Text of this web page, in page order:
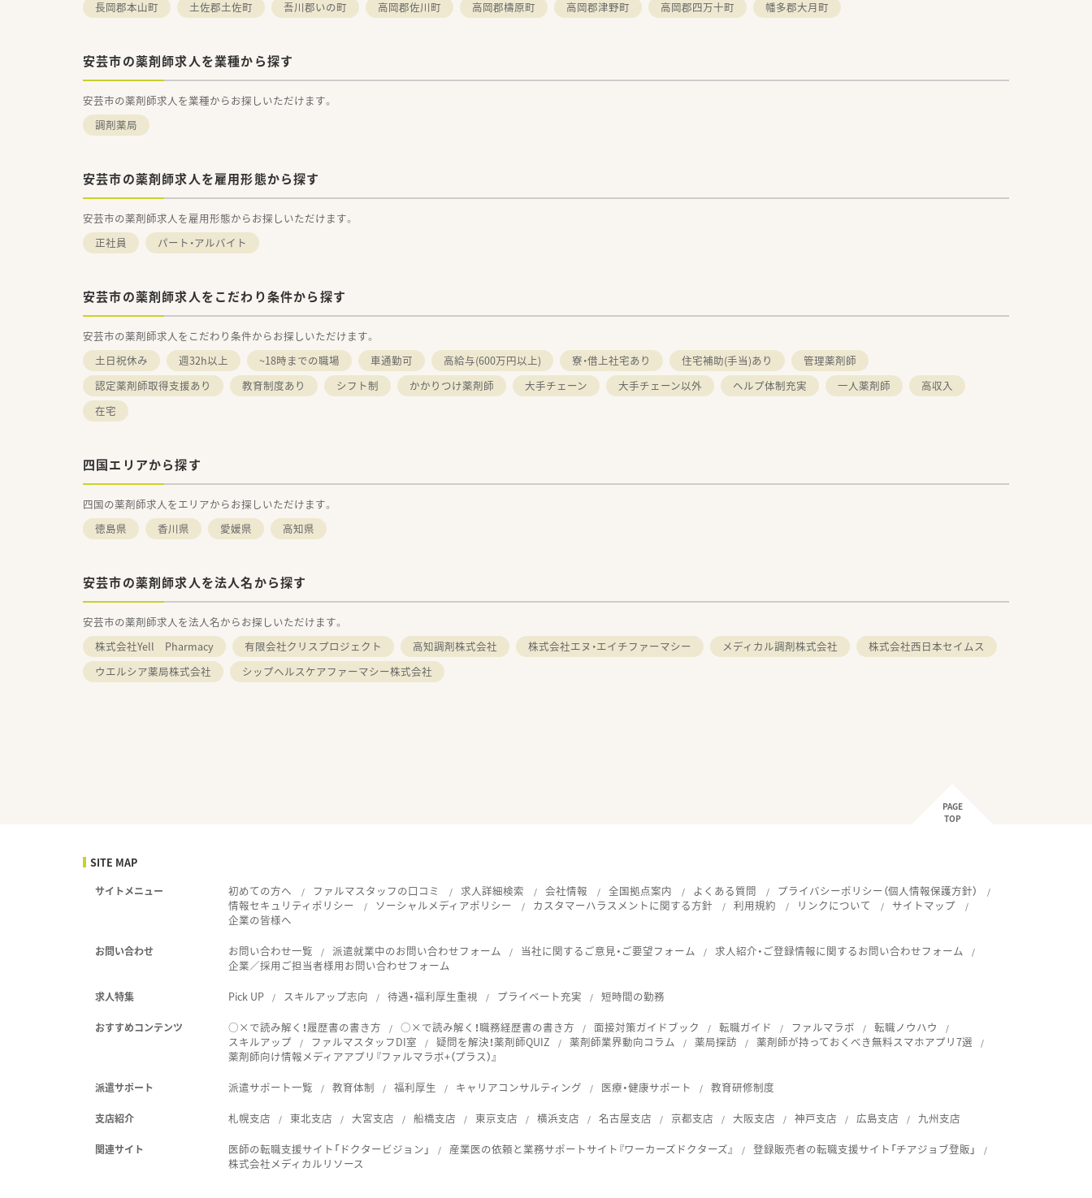
長岡郡本山町
土佐郡土佐町 吾川郡いの町 高岡郡佐川町 高岡郡檮原町 高岡郡津野町 高岡郡四万十町 幡多郡大月町
安芸市の薬剤師求人を業種から探す
安芸市の薬剤師求人を業種からお探しいただけます。
調剤薬局
安芸市の薬剤師求人を雇用形態から探す
安芸市の薬剤師求人を雇用形態からお探しいただけます。
正社員
パート・アルバイト
安芸市の薬剤師求人をこだわり条件から探す
安芸市の薬剤師求人をこだわり条件からお探しいただけます。
土日祝休み
週32h以上 ~18時までの職場 車通勤可 高給与(600万円以上) 寮・借上社宅あり 住宅補助(手当)あり
管理薬剤師
認定薬剤師取得支援あり
教育制度あり シフト制 かかりつけ薬剤師 大手チェーン 大手チェーン以外 ヘルプ体制充実 一人薬剤師
高収入
在宅
四国エリアから探す
四国の薬剤師求人をエリアからお探しいただけます。
徳島県
香川県 愛媛県 高知県
安芸市の薬剤師求人を法人名から探す
安芸市の薬剤師求人を法人名からお探しいただけます。
株式会社Yell Pharmacy
有限会社クリスプロジェクト 高知調剤株式会社 株式会社エヌ・エイチファーマシー メディカル調剤株式会社
株式会社西日本セイムス
ウエルシア薬局株式会社
シップヘルスケアファーマシー株式会社
PAGE
TOP
SITE MAP
サイトメニュー 初めての方へ ファルマスタッフの口コミ 求人詳細検索 会社情報 全国拠点案内 よくある質問
プライバシーポリシー（個人情報保護方針）
情報セキュリティポリシー
ソーシャルメディアポリシー カスタマーハラスメントに関する方針 利用規約 リンクについて
サイトマップ
企業の皆様へ
お問い合わせ お問い合わせ一覧 派遣就業中のお問い合わせフォーム 当社に関するご意見・ご要望フォーム
求人紹介・ご登録情報に関するお問い合わせフォーム
企業／採用ご担当者様用お問い合わせフォーム
求人特集 Pick UP スキルアップ志向 待遇・福利厚生重視 プライベート充実 短時間の勤務
おすすめコンテンツ ○×で読み解く！履歴書の書き方 ○×で読み解く！職務経歴書の書き方 面接対策ガイドブック 転職ガイド ファルマラボ
転職ノウハウ
スキルアップ
ファルマスタッフDI室 疑問を解決！薬剤師QUIZ 薬剤師業界動向コラム 薬局探訪
薬剤師が持っておくべき無料スマホアプリ7選
薬剤師向け情報メディアアプリ『ファルマラボ+（プラス）』
派遣サポート 派遣サポート一覧 教育体制 福利厚生 キャリアコンサルティング 医療・健康サポート 教育研修制度
支店紹介 札幌支店 東北支店 大宮支店 船橋支店 東京支店 横浜支店 名古屋支店 京都支店 大阪支店 神戸支店 広島支店 九州支店
関連サイト 医師の転職支援サイト「ドクタービジョン」 産業医の依頼と業務サポートサイト『ワーカーズドクターズ』
登録販売者の転職支援サイト「チアジョブ登販」
株式会社メディカルリソース